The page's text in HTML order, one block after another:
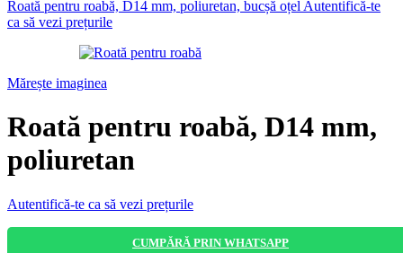
Roată pentru roabă, D14 mm, poliuretan, bucșă oțel Autentifică-te
ca să vezi prețurile
Mărește imaginea
Roată pentru roabă, D14 mm,
poliuretan
Autentifică-te ca să vezi prețurile
CUMPĂRĂ PRIN WHATSAPP